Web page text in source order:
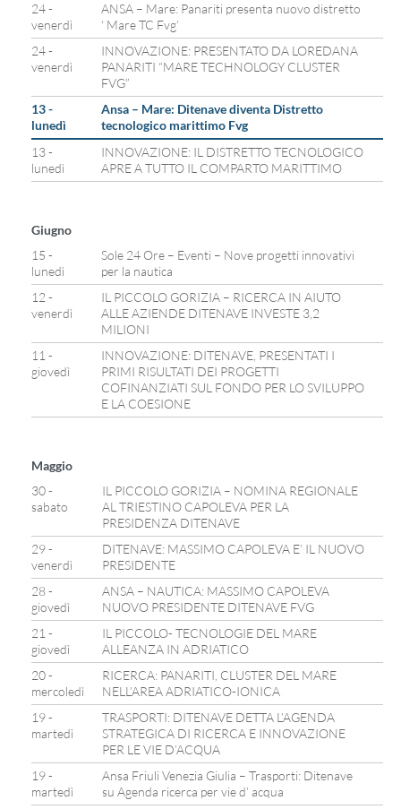
24 -
venerdì
ANSA – Mare: Panariti presenta nuovo distretto
‘ Mare TC Fvg’
24 -
venerdì
INNOVAZIONE: PRESENTATO DA LOREDANA
PANARITI “MARE TECHNOLOGY CLUSTER
FVG”
13 -
lunedì
Ansa – Mare: Ditenave diventa Distretto
tecnologico marittimo Fvg
13 -
lunedì
INNOVAZIONE: IL DISTRETTO TECNOLOGICO
APRE A TUTTO IL COMPARTO MARITTIMO
Giugno
15 -
lunedì
Sole 24 Ore – Eventi – Nove progetti innovativi
per la nautica
12 -
venerdì
IL PICCOLO GORIZIA – RICERCA IN AIUTO
ALLE AZIENDE DITENAVE INVESTE 3,2
MILIONI
11 -
giovedì
INNOVAZIONE: DITENAVE, PRESENTATI I
PRIMI RISULTATI DEI PROGETTI
COFINANZIATI SUL FONDO PER LO SVILUPPO
E LA COESIONE
Maggio
30 -
sabato
IL PICCOLO GORIZIA – NOMINA REGIONALE
AL TRIESTINO CAPOLEVA PER LA
PRESIDENZA DITENAVE
29 -
venerdì
DITENAVE: MASSIMO CAPOLEVA E’ IL NUOVO
PRESIDENTE
28 -
giovedì
ANSA – NAUTICA: MASSIMO CAPOLEVA
NUOVO PRESIDENTE DITENAVE FVG
21 -
giovedì
IL PICCOLO- TECNOLOGIE DEL MARE
ALLEANZA IN ADRIATICO
20 -
mercoledì
RICERCA: PANARITI, CLUSTER DEL MARE
NELL’AREA ADRIATICO-IONICA
19 -
martedì
TRASPORTI: DITENAVE DETTA L’AGENDA
STRATEGICA DI RICERCA E INNOVAZIONE
PER LE VIE D’ACQUA
19 -
martedì
Ansa Friuli Venezia Giulia – Trasporti: Ditenave
su Agenda ricerca per vie d’ acqua